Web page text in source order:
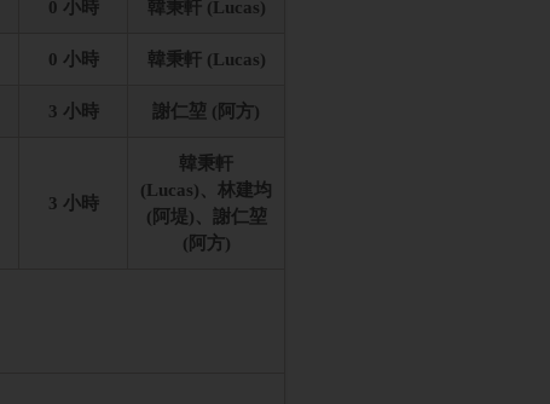
0 小時 韓秉軒 (Lucas)
0 小時 韓秉軒 (Lucas)
3 小時 謝仁堃 (阿方)
3 小時
韓秉軒
(Lucas)、林建均
(阿堤)、謝仁堃
(阿方)